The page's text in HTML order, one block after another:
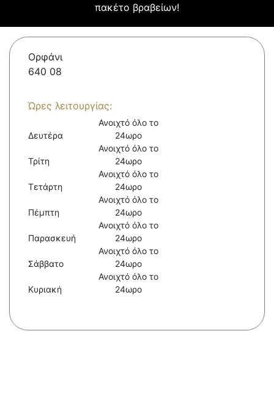
πακέτο βραβείων!
Ορφάνι
640 08
Ώρες λειτουργίας:
Δευτέρα
Ανοιχτό όλο το
24ωρο
Τρίτη
Ανοιχτό όλο το
24ωρο
Τετάρτη
Ανοιχτό όλο το
24ωρο
Πέμπτη
Ανοιχτό όλο το
24ωρο
Παρασκευή
Ανοιχτό όλο το
24ωρο
Σάββατο
Ανοιχτό όλο το
24ωρο
Κυριακή
Ανοιχτό όλο το
24ωρο